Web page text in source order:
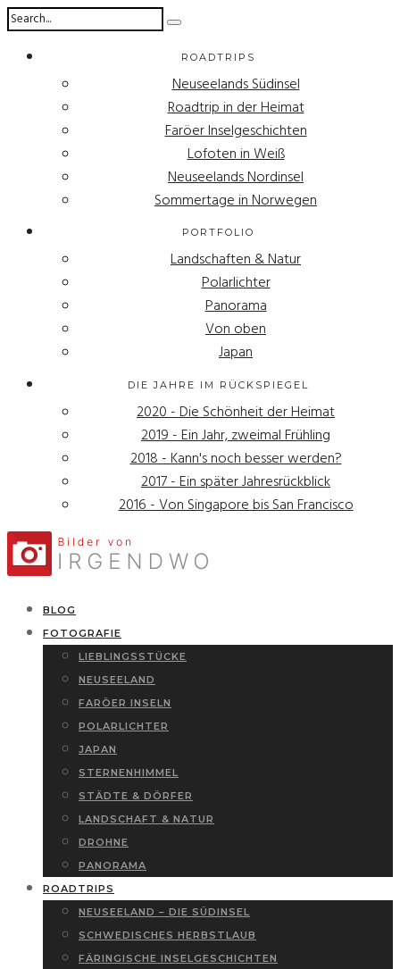
ROADTRIPS
Neuseelands Südinsel
Roadtrip in der Heimat
Faröer Inselgeschichten
Lofoten in Weiß
Neuseelands Nordinsel
Sommertage in Norwegen
PORTFOLIO
Landschaften & Natur
Polarlichter
Panorama
Von oben
Japan
DIE JAHRE IM RÜCKSPIEGEL
2020 - Die Schönheit der Heimat
2019 - Ein Jahr, zweimal Frühling
2018 - Kann's noch besser werden?
2017 - Ein später Jahresrückblick
2016 - Von Singapore bis San Francisco
BLOG
FOTOGRAFIE
LIEBLINGSSTÜCKE
NEUSEELAND
FARÖER INSELN
POLARLICHTER
JAPAN
STERNENHIMMEL
STÄDTE & DÖRFER
LANDSCHAFT & NATUR
DROHNE
PANORAMA
ROADTRIPS
NEUSEELAND – DIE SÜDINSEL
SCHWEDISCHES HERBSTLAUB
FÄRINGISCHE INSELGESCHICHTEN